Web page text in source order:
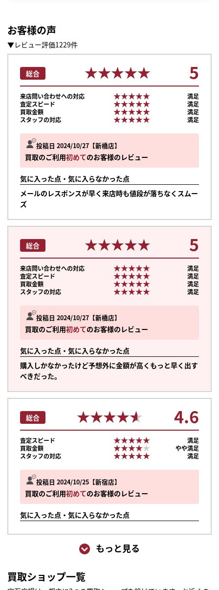
お客様の声
▼レビュー評価1229件
投稿日 2024/10/27 新橋店
買取のご利用初めてのお客様のレビュー
気に入った点・気に入らなかった点
メールのレスポンスが早く来店時も値段が落ちなくスムー
ズ
総合 ★★★★★
★★★★★ 5
来店問い合わせへの対応 ★★★★★
★★★★★
満足
査定スピード
★★★★★
★★★★★
満足
買取金額
★★★★★
★★★★★
満足
スタッフの対応
★★★★★
★★★★★ 満足
投稿日 2024/10/27 新橋店
買取のご利用初めてのお客様のレビュー
気に入った点・気に入らなかった点
購入しかなかったけど予想外に金額が高くもっと早く出す
べきだった。
総合 ★★★★★
★★★★★ 5
来店問い合わせへの対応 ★★★★★
★★★★★
満足
査定スピード
★★★★★
★★★★★
満足
買取金額
★★★★★
★★★★★
満足
スタッフの対応
★★★★★
★★★★★ 満足
投稿日 2024/10/25 新宿店
買取のご利用初めてのお客様のレビュー
気に入った点・気に入らなかった点
総合 ★★★★★
★★★★★ 4.6
査定スピード ★★★★★
★★★★★
満足
買取金額
★★★★★
★★★★★
やや満足
スタッフの対応
★★★★★
★★★★★ 満足
もっと見る
買取ショップ一覧かんたん30秒でお試し査定